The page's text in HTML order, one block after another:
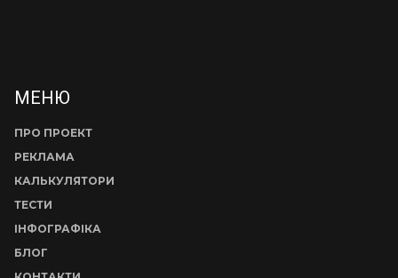
МЕНЮ
ПРО ПРОЕКТ
РЕКЛАМА
КАЛЬКУЛЯТОРИ
ТЕСТИ
ІНФОГРАФІКА
БЛОГ